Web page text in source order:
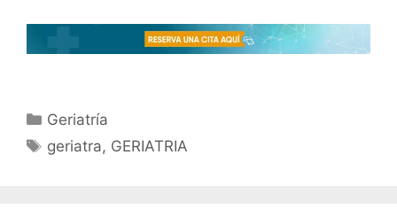
Geriatría
geriatra, GERIATRIA